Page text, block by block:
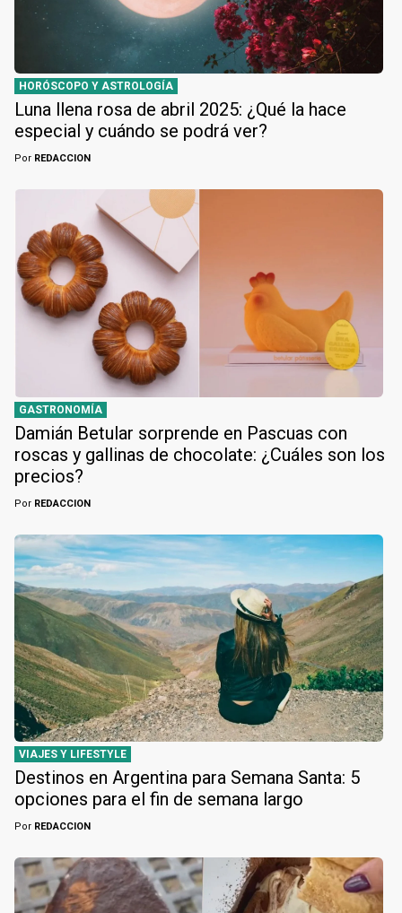
HORÓSCOPO Y ASTROLOGÍA
Luna llena rosa de abril 2025: ¿Qué la hace
especial y cuándo se podrá ver?
Por REDACCION
GASTRONOMÍA
Damián Betular sorprende en Pascuas con
roscas y gallinas de chocolate: ¿Cuáles son los
precios?
Por REDACCION
VIAJES Y LIFESTYLE
Destinos en Argentina para Semana Santa: 5
opciones para el fin de semana largo
Por REDACCION